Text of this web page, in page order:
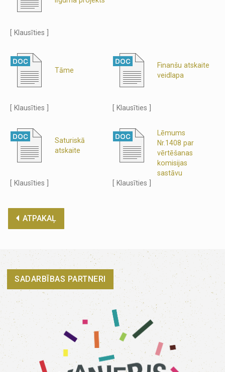
[ Klausīties ]
Tāme
[ Klausīties ]
Finanšu atskaite
veidlapa
[ Klausīties ]
Saturiskā
atskaite
[ Klausīties ]
Lēmums
Nr.1408 par
vērtēšanas
komisijas
sastāvu
[ Klausīties ]
ATPAKAĻ
SADARBĪBAS PARTNERI